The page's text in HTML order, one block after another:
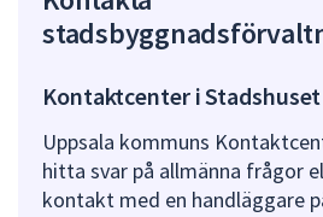
Kontaktcenter i Stadshuset
Uppsala kommuns
hitta svar på allmänna frågor
kontakt med en handläggare